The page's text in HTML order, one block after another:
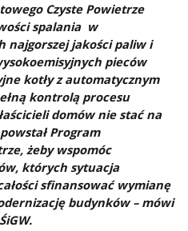
Czyste Powietrze
spalania w
najgorszej jakości paliw i
pieców
kotły z automatycznym
kontrolą procesu
domów nie stać na
Program
żeby wspomóc
których sytuacja
sfinansować wymianę
budynków – mówi